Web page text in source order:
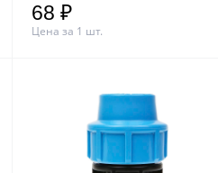
68 ₽
Цена за 1 шт.